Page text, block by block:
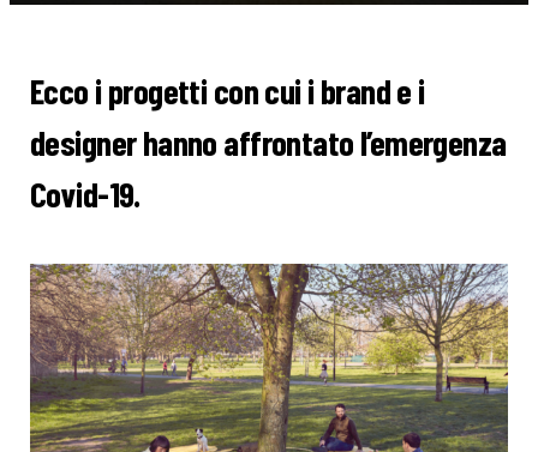
Ecco i progetti con cui i brand e i
designer hanno affrontato l’emergenza
Covid-19.